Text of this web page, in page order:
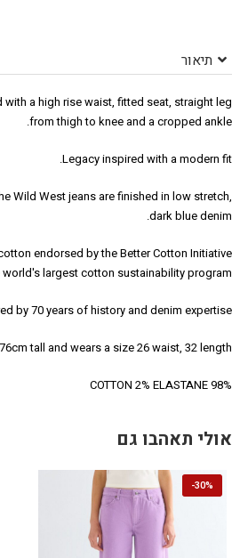
תיאור
a high rise waist, fitted seat, straight leg
from thigh to knee and a cropped ankle.
Legacy inspired with a modern fit.
Wild West jeans are finished in low stretch,
dark blue denim.
endorsed by the Better Cotton Initiative
world's largest cotton sustainability program.
by 70 years of history and denim expertise.
tall and wears a size 26 waist, 32 length.
98% COTTON 2% ELASTANE
אולי תאהבו גם
30%
-